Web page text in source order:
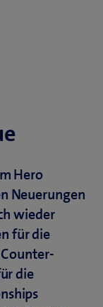
Hero
Neuerungen
wieder
für die
die